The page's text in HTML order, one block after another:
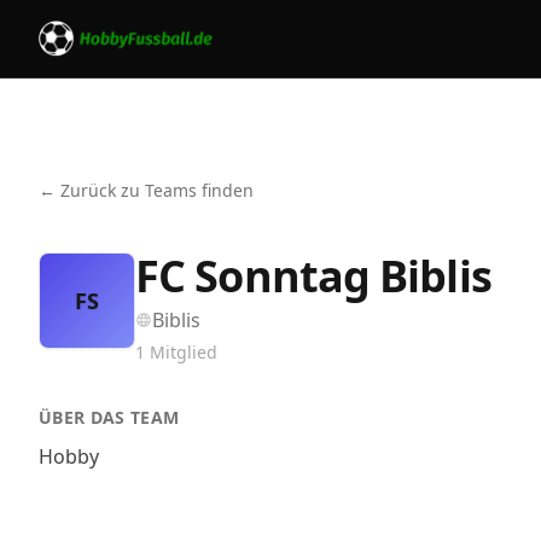
← Zurück zu Teams finden
FS FC Sonntag Biblis
Biblis
1 Mitglied
ÜBER DAS TEAM
Hobby